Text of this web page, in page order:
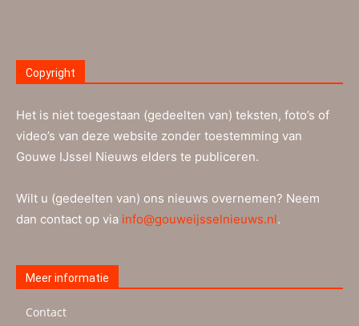
Copyright
Het is niet toegestaan (gedeelten van) teksten, foto’s of
video’s van deze website zonder toestemming van
Gouwe IJssel Nieuws elders te publiceren.
Wilt u (gedeelten van) ons nieuws overnemen? Neem
dan contact op via info@gouweijsselnieuws.nl.
Meer informatie
Contact